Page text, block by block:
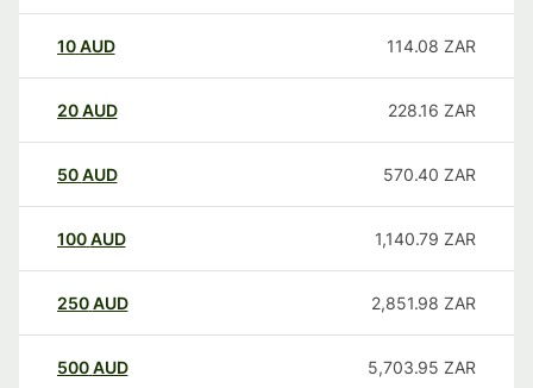
10AUD 114.08 ZAR
20AUD 228.16 ZAR
50AUD 570.40 ZAR
100AUD 1,140.79 ZAR
250AUD 2,851.98 ZAR
500AUD 5,703.95 ZAR